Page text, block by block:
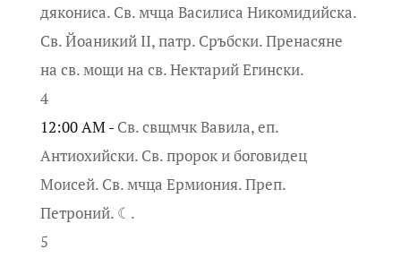
дякониса. Св. мчца Василиса Никомидийска.
Св. Йоаникий II, патр. Сръбски. Пренасяне
на св. мощи на св. Нектарий Егински.
4
12:00 AM - Св. свщмчк Вавила, еп.
Антиохийски. Св. пророк и боговидец
Моисей. Св. мчца Ермиония. Преп.
Петроний. ☾.
5